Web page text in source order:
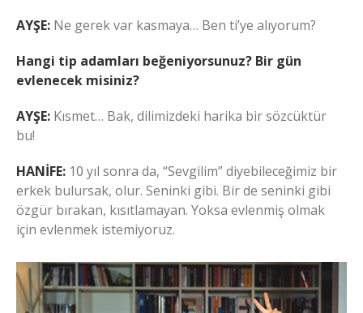
AYŞE: Ne gerek var kasmaya… Ben ti’ye alıyorum?
Hangi tip adamları beğeniyorsunuz? Bir gün
evlenecek misiniz?
AYŞE: Kısmet… Bak, dilimizdeki harika bir sözcüktür
bu!
HANİFE: 10 yıl sonra da, “Sevgilim” diyebileceğimiz bir
erkek bulursak, olur. Seninki gibi. Bir de seninki gibi
özgür bırakan, kısıtlamayan. Yoksa evlenmiş olmak
için evlenmek istemiyoruz.